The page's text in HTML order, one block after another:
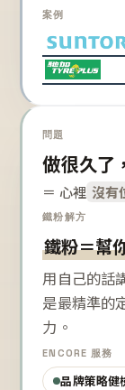
案例
問題
做很久了
＝ 心裡 沒有
鐵粉解方
鐵粉＝幫
用自己的話
是最精準的
力。
ENCORE 服務
品牌策略健